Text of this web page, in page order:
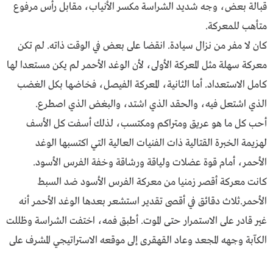
قبالة بعض، وجه شديد الشراسة مكسر الأنياب، مقابل رأس مرفوع
متأهب للمعركة.
كان لا مفر من نزال سيادة. انقضا على بعض في الوقت ذاته. لم تكن
معركة سهلة مثل المعركة الأولى، لأن الوغد الأحمر لم يكن مستعدا لها
كامل الاستعداد. أما الثانية، المعركة الفيصل، فخاضها بكل الغضب
الذي اشتعل فيه، والحقد الذي اشتد، والبغض الذي اصطرع.
أحب كل ما هو عريق ومتراكم ومكتسب، لذلك أسفت كل الأسف
لهزيمة الخبرة القتالية ذات الفنيات العالية التي اكتسبها الوغد
الأحمر، أمام قوة عضلات ولياقة ورشاقة وخفة الفرس الأسود.
كانت معركة أقصر زمنيا من معركة الفرس الأسود ضد السبط
الأحمر.ثلاث دقائق في أقصى تقدير استشعر بعدها الوغد الأحمر أنه
غير قادر على الاستمرار حتى الموت. أطبق فمه، اختفت الشراسة وظللت
الكآبة وجهه المجعد وعاد القهقرى إلى موقعه الاستراتيجي المشرف على